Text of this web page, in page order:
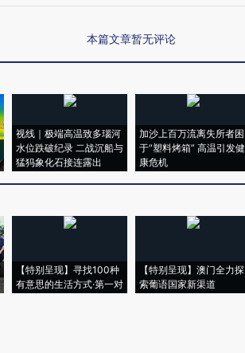
本篇文章暂无评论
视线｜极端高温致多瑙河
水位跌破纪录 二战沉船与
猛犸象化石接连露出
加沙上百万流离失所者困
于“塑料烤箱” 高温引发健
康危机
【特别呈现】寻找100种
有意思的生活方式·第一对
【特别呈现】澳门全力探
索葡语国家新渠道